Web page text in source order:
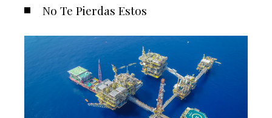
No Te Pierdas Estos